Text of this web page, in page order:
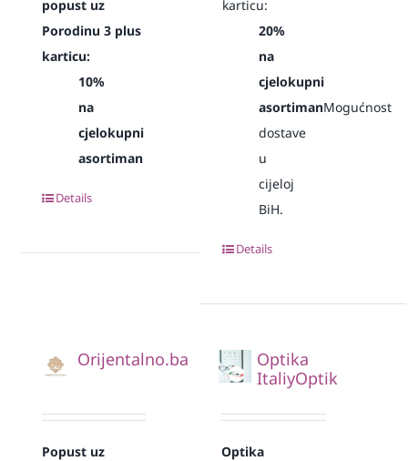
popust uz
Porodinu 3 plus
karticu:
10%
na
cjelokupni
asortiman
Details
karticu:
20%
na
cjelokupni
asortimanMogućnost
dostave
u
cijeloj
BiH.
Details
Orijentalno.ba
Popust uz
Optika
ItaliyOptik
Optika